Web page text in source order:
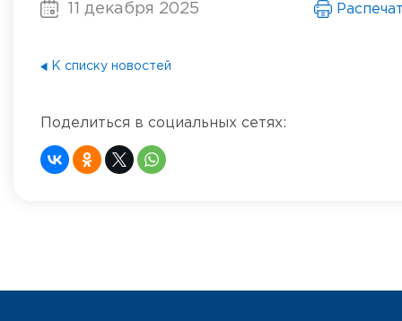
11 декабря 2025
К списку новостей
Поделиться в социальных сетях: